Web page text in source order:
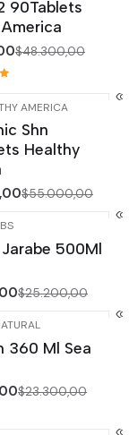
90Tablets
$48.300,00
AMERICA
Shn
Healthy
$55.000,00
500Ml
$25.200,00
360 Ml Sea
$23.300,00